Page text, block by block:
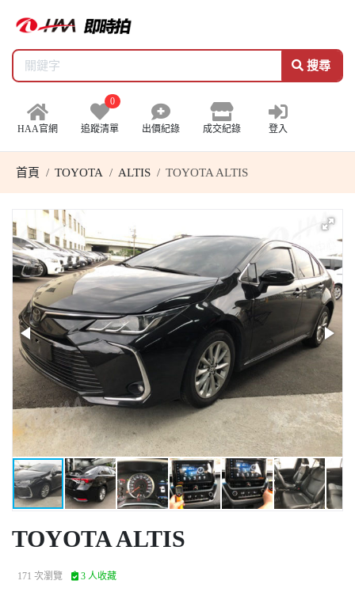
搜尋
HAA官網
0
追蹤清單 出價紀錄 成交紀錄 登入
首頁 TOYOTA ALTIS TOYOTA ALTIS
TOYOTA ALTIS
171 次瀏覽 3 人收藏